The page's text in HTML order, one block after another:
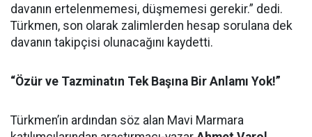
davanın ertelenmemesi, düşmemesi gerekir.” dedi.
Türkmen, son olarak zalimlerden hesap sorulana dek
davanın takipçisi olunacağını kaydetti.
“Özür ve Tazminatın Tek Başına Bir Anlamı Yok!”
Türkmen’in ardından söz alan Mavi Marmara